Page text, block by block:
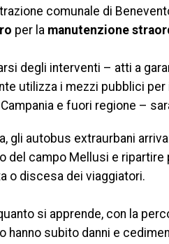
comunale di
per la manutenzione
degli interventi – atti a
utilizza i mezzi pubblici
e fuori regione –
gli autobus extraurbani
del campo Mellusi e
o discesa dei viaggiatori.
si apprende, con la
hanno subito danni e